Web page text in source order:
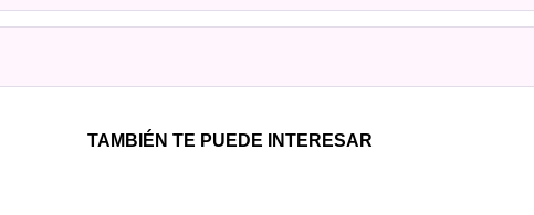
TAMBIÉN TE PUEDE INTERESAR